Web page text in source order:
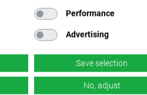
ーを使用すると、世界中
グラムを利用できます。
各地からのトラフィック
。
Performance
Advertising
Save selection
No, adjust